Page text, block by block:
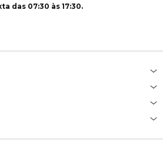
das 07:30 às 17:30.